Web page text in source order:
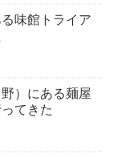
味館トライア
）にある麺屋
てきた